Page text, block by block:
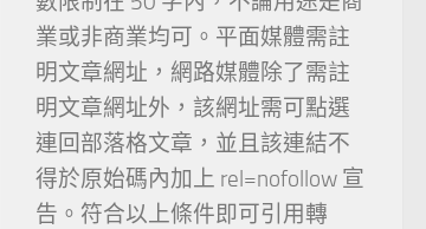
業或非商業均可。平面媒體需註
明文章網址，網路媒體除了需註
明文章網址外，該網址需可點選
連回部落格文章，並且該連結不
得於原始碼內加上 rel=nofollow 宣
告。符合以上條件即可引用轉